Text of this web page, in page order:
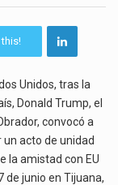
La industria manufacturera de exportación afiliada a Index en Nuevo León ha alcanzado hasta 10%…
Las métricas tradicionales de los parques industriales —absorción, ocupación y metros cuadrados desarrollados— resultan insuficientes…
El superávit comercial de México con Estados Unidos alcanzó 102,581 millones de dólares (mdd) en…
El Tribunal Federal de Justicia Administrativa (TFJA), a través de su Segunda Sala Regional en…
Los créditos fiscales determinados a empresas IMMEX rara vez nacen de una interpretación equivocada de…
Unidos, tras la
Donald Trump, el
convocó a
acto de unidad
la amistad con EU
de junio en Tijuana,